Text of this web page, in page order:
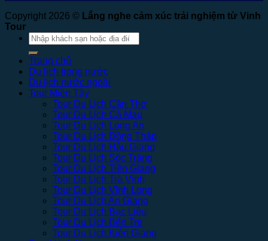
Copyright 2026 © Lắng nghe cảm xúc trải nghiệm từ Vinh
Tour
Tìm
kiếm:
Trang chủ
Du lịch trong nước
Du lịch nước ngoài
Tour Miền Tây
Tour Du Lịch Cần Thơ
Tour Du Lịch Cà Mau
Tour Du Lịch Long An
Tour Du Lịch Đồng Tháp
Tour Du Lịch Hậu Giang
Tour Du Lịch Sóc Trăng
Tour Du Lịch Tiền Giang
Tour Du Lịch Trà Vinh
Tour Du Lịch Vĩnh Long
Tour Du Lịch An Giang
Tour Du Lịch Bạc Liêu
Tour Du Lịch Bến Tre
Tour Du Lịch Kiên Giang